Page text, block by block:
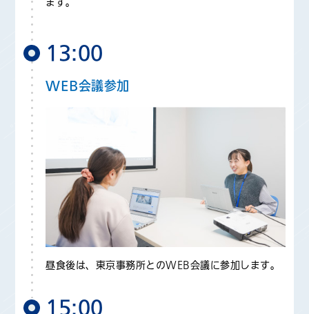
13:00
WEB会議参加
昼食後は、東京事務所とのWEB会議に参加します。
15:00